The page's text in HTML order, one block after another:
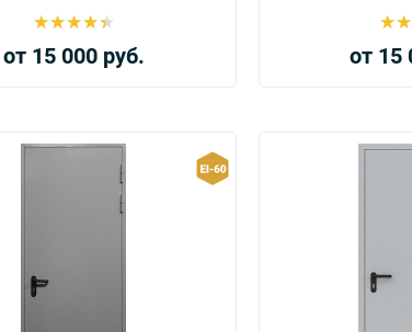
от 15 000 руб. от 15